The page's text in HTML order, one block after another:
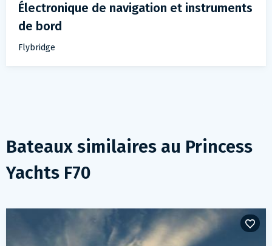
Électronique de navigation et instruments
de bord
Flybridge
Bateaux similaires au Princess
Yachts F70